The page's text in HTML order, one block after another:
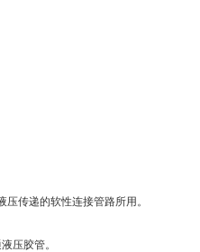
传递的软性连接管路所用。
压胶管。